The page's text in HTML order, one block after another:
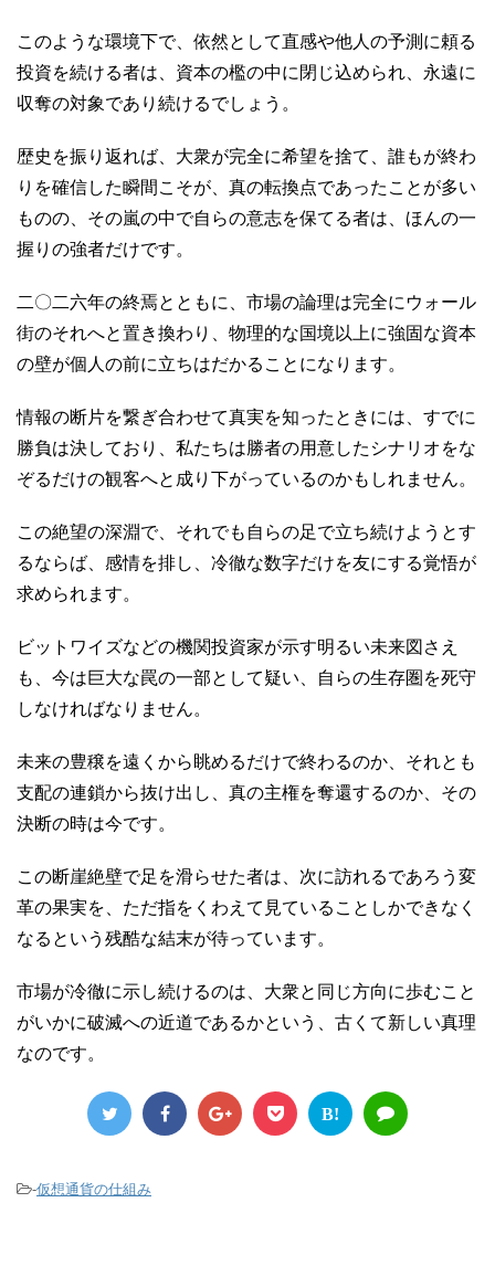
このような環境下で、依然として直感や他人の予測に頼る
投資を続ける者は、資本の檻の中に閉じ込められ、永遠に
収奪の対象であり続けるでしょう。
歴史を振り返れば、大衆が完全に希望を捨て、誰もが終わ
りを確信した瞬間こそが、真の転換点であったことが多い
ものの、その嵐の中で自らの意志を保てる者は、ほんの一
握りの強者だけです。
二〇二六年の終焉とともに、市場の論理は完全にウォール
街のそれへと置き換わり、物理的な国境以上に強固な資本
の壁が個人の前に立ちはだかることになります。
情報の断片を繋ぎ合わせて真実を知ったときには、すでに
勝負は決しており、私たちは勝者の用意したシナリオをな
ぞるだけの観客へと成り下がっているのかもしれません。
この絶望の深淵で、それでも自らの足で立ち続けようとす
るならば、感情を排し、冷徹な数字だけを友にする覚悟が
求められます。
ビットワイズなどの機関投資家が示す明るい未来図さえ
も、今は巨大な罠の一部として疑い、自らの生存圏を死守
しなければなりません。
未来の豊穣を遠くから眺めるだけで終わるのか、それとも
支配の連鎖から抜け出し、真の主権を奪還するのか、その
決断の時は今です。
この断崖絶壁で足を滑らせた者は、次に訪れるであろう変
革の果実を、ただ指をくわえて見ていることしかできなく
なるという残酷な結末が待っています。
市場が冷徹に示し続けるのは、大衆と同じ方向に歩むこと
がいかに破滅への近道であるかという、古くて新しい真理
なのです。
B!
-仮想通貨の仕組み